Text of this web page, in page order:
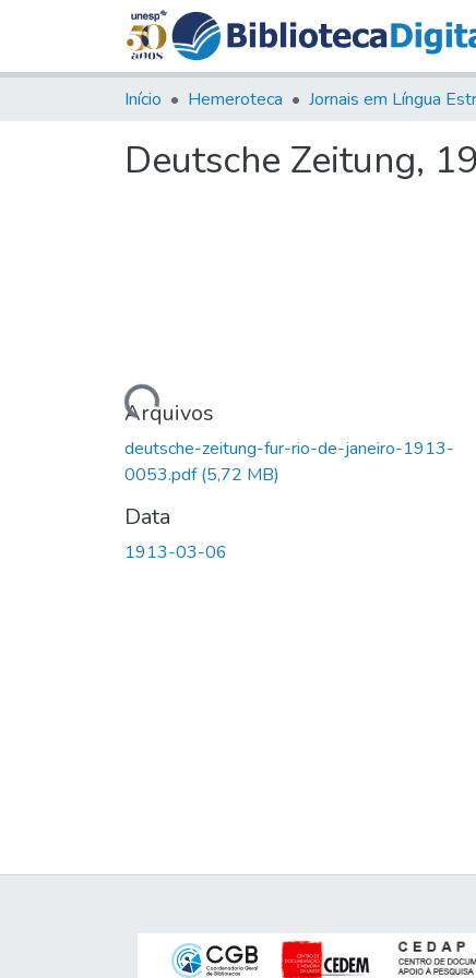
Início Hemeroteca
Deutsche Zeitung,
Carregando...Arquivos
deutsche-zeitung-fur-rio-de-janeiro-1913-
0053.pdf(5,72 MB)
Data
1913-03-06